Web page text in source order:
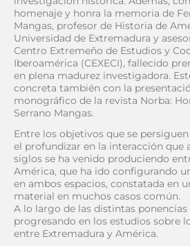
homenaje y honra la memoria de
Mangas, profesor de Historia de
Universidad de Extremadura y
Centro Extremeño de Estudios y
Iberoamérica (CEXECI), fallecido
en plena madurez investigadora.
concreta también con la
monográfico de la revista Norba:
Serrano Mangas.
Entre los objetivos que se
el profundizar en la interacción que
siglos se ha venido produciendo
América, que ha ido configurando
en ambos espacios, constatada en
material en muchos casos común.
A lo largo de las distintas ponencias
progresando en los estudios sobre
entre Extremadura y América.